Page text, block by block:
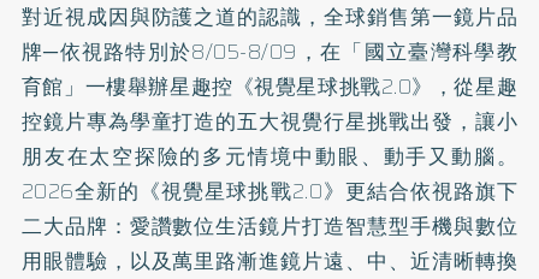
對近視成因與防護之道的認識，全球銷售第一鏡片品
牌─依視路特別於8/05-8/09，在「國立臺灣科學教
育館」一樓舉辦星趣控《視覺星球挑戰2.0》，從星趣
控鏡片專為學童打造的五大視覺行星挑戰出發，讓小
朋友在太空探險的多元情境中動眼、動手又動腦。
2026全新的《視覺星球挑戰2.0》更結合依視路旗下
二大品牌：愛讚數位生活鏡片打造智慧型手機與數位
用眼體驗，以及萬里路漸進鏡片遠、中、近清晰轉換